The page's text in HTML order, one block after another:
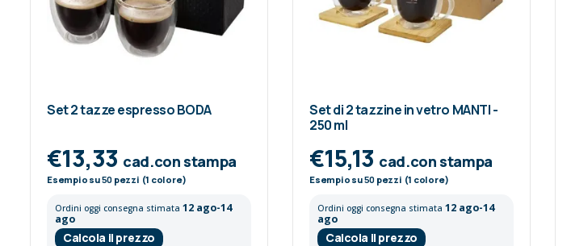
Set 2 tazze espresso BODA
€13,33 cad.con stampa
Esempio su50 pezzi (1 colore)
Ordini oggi consegna stimata 12 ago-14
ago
Calcola il prezzo
Set di 2 tazzine in vetro MANTI -
250 ml
€15,13 cad.con stampa
Esempio su50 pezzi (1 colore)
Ordini oggi consegna stimata 12 ago-14
ago
Calcola il prezzo